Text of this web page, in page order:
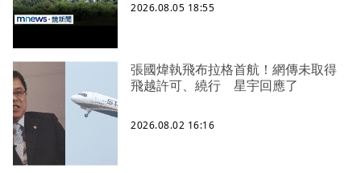
2026.08.05 18:55
張國煒執飛布拉格首航！網傳未取得
飛越許可、繞行 星宇回應了
2026.08.02 16:16